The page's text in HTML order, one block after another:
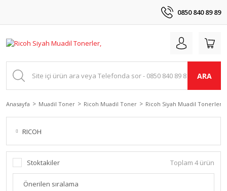
0850 840 89 89
ARA
Anasayfa Muadil Toner Ricoh Muadil Toner Ricoh Siyah Muadil Tonerler
RICOH
Stoktakiler Toplam 4 ürün